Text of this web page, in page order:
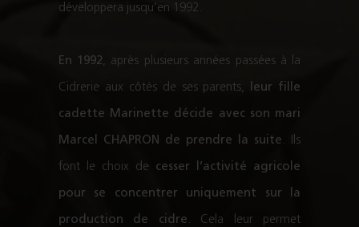
développera jusqu’en 1992.
En 1992 , après plusieurs années passées à la
Cidrerie aux côtés de ses parents, leur fille
cadette Marinette décide avec son mari
Marcel CHAPRON de prendre la suite . Ils
font le choix de cesser l’activité agricole
pour se concentrer uniquement sur la
production de cidre . Cela leur permet